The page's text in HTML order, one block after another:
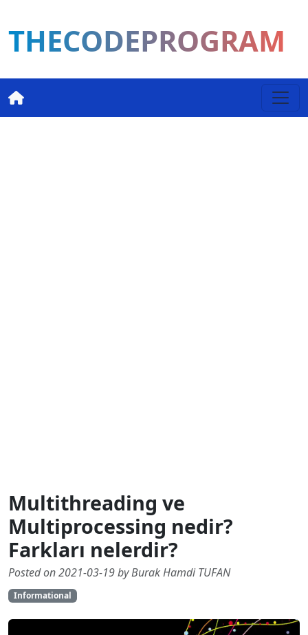
THECODEPROGRAM
Multithreading ve
Multiprocessing nedir?
Farkları nelerdir?
Posted on 2021-03-19 by Burak Hamdi TUFAN
Informational